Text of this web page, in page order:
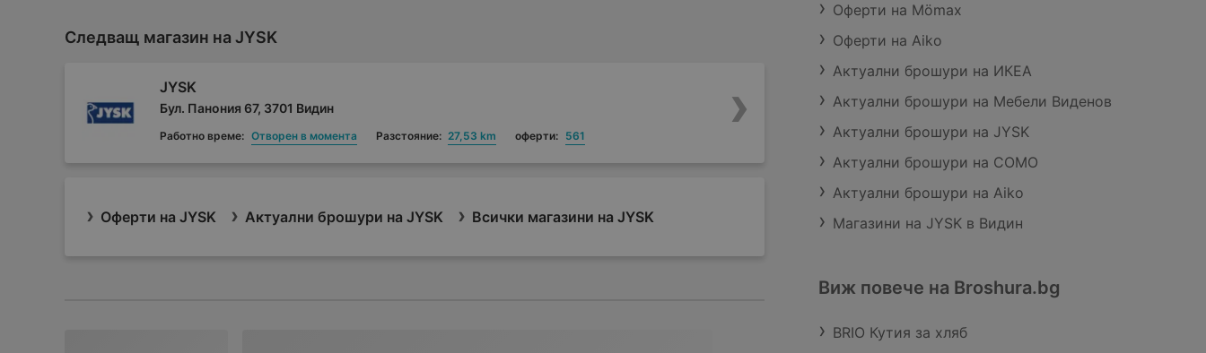
Следващ магазин на JYSK
JYSK
Бул. Панония 67, 3701 Видин
Работно време: Отворен в момента Разстояние: 27,53 km оферти: 561
Оферти на JYSK Актуални брошури на JYSK Всички магазини на JYSK
Оферти на Mömax
Оферти на Aiko
Актуални брошури на ИКЕА
Актуални брошури на Мебели Виденов
Актуални брошури на JYSK
Актуални брошури на COMO
Актуални брошури на Aiko
Магазини на JYSK в Видин
Виж повече на Broshura.bg
BRIO Кутия за хляб